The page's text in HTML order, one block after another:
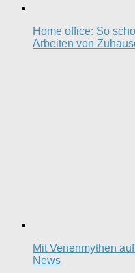
Home office: So
Arbeiten von
Mit Venenmythen
News